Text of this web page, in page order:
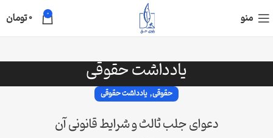
منو 0
0تومان
یادداشت حقوقی
حقوقی, یادداشت حقوقی
دعوای جلب ثالث و شرایط قانونی آن